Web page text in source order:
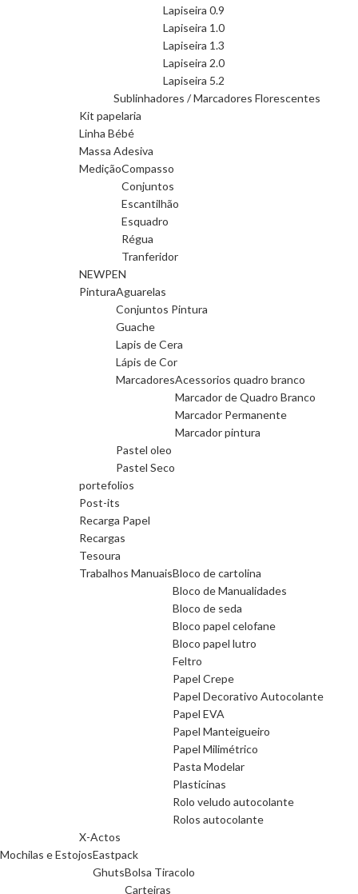
Lapiseira 0.9
Lapiseira 1.0
Lapiseira 1.3
Lapiseira 2.0
Lapiseira 5.2
Sublinhadores / Marcadores Florescentes
Kit papelaria
Linha Bébé
Massa Adesiva
MediçãoCompasso
Conjuntos
Escantilhão
Esquadro
Régua
Tranferidor
NEWPEN
PinturaAguarelas
Conjuntos Pintura
Guache
Lapis de Cera
Lápis de Cor
MarcadoresAcessorios quadro branco
Marcador de Quadro Branco
Marcador Permanente
Marcador pintura
Pastel oleo
Pastel Seco
portefolios
Post-its
Recarga Papel
Recargas
Tesoura
Trabalhos ManuaisBloco de cartolina
Bloco de Manualidades
Bloco de seda
Bloco papel celofane
Bloco papel lutro
Feltro
Papel Crepe
Papel Decorativo Autocolante
Papel EVA
Papel Manteigueiro
Papel Milimétrico
Pasta Modelar
Plasticinas
Rolo veludo autocolante
Rolos autocolante
X-Actos
Mochilas e EstojosEastpack
GhutsBolsa Tiracolo
Carteiras